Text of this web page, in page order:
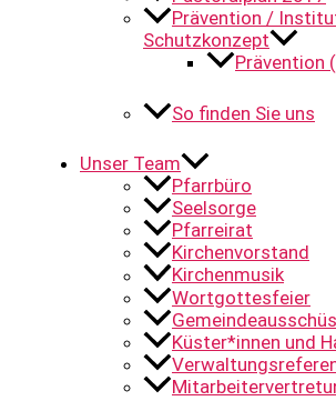
Prävention /
Schutzkonzept
Prävention
So finden Sie uns
Unser Team
Pfarrbüro
Seelsorge
Pfarreirat
Kirchenvorstand
Kirchenmusik
Wortgottesfeier
Küster*innen und